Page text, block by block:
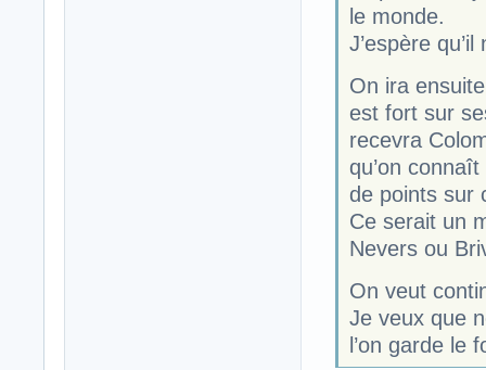
le monde.
J’espère
On ira
est fort sur
recevra
qu’on
de points sur
Ce serait un
Nevers ou
On veut
Je veux que
l’on garde le